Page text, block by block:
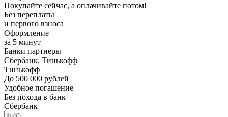
Покупайте сейчас, а оплачивайте потом!
Без переплаты
и первого взноса
Оформление
за 5 минут
Банки партнеры
Сбербанк, Тинькофф
Тинькофф
До 500 000 рублей
Удобное погашение
Без похода в банк
Сбербанк